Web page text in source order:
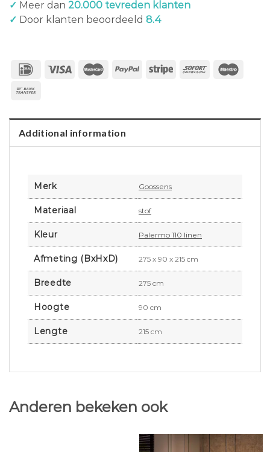
✓ Meer dan 20.000 tevreden klanten
✓ Door klanten beoordeeld 8.4
Additional information
Merk Goossens
Materiaal stof
Kleur Palermo 110 linen
Afmeting (BxHxD) 275 x 90 x 215 cm
Breedte 275 cm
Hoogte 90 cm
Lengte 215 cm
Anderen bekeken ook